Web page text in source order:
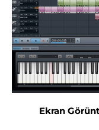
Ekran